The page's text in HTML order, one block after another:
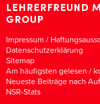
LEHRERFREUND
GROUP
Impressum /
Datenschutzerklärung
Sitemap
Am häufigsten gelesen /
Neueste Beiträge nach
NSR-Stats